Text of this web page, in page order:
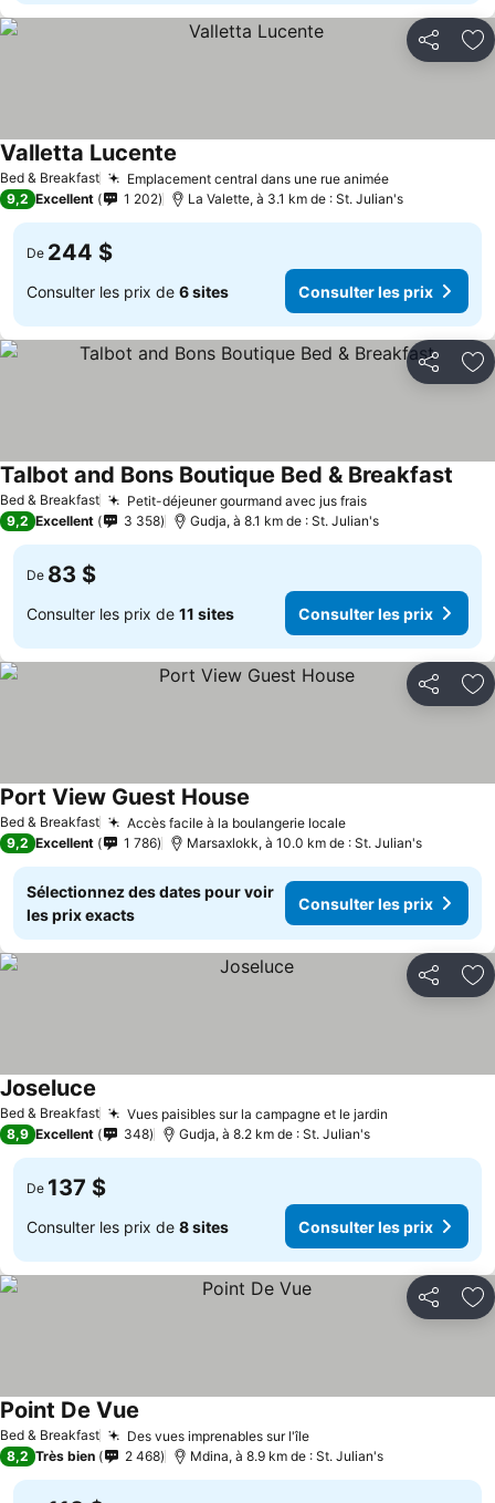
Partager
Bed & Breakfast Emplacement central dans une rue animée
Valletta Lucente
9,2 Excellent 1 202 La Valette, à 3.1 km de : St. Julian's
De 244 $
Consulter les prix de 6 sites Consulter les prix
Partager
Bed & Breakfast Petit-déjeuner gourmand avec jus frais
Talbot and Bons Boutique Bed & Breakfast
9,2 Excellent 3 358 Gudja, à 8.1 km de : St. Julian's
De 83 $
Consulter les prix de 11 sites Consulter les prix
Partager
Bed & Breakfast Accès facile à la boulangerie locale
Port View Guest House
9,2 Excellent 1 786 Marsaxlokk, à 10.0 km de : St. Julian's
Sélectionnez des dates pour voir
les prix exacts
Consulter les prix
Partager
Bed & Breakfast Vues paisibles sur la campagne et le jardin
Joseluce
8,9 Excellent 348 Gudja, à 8.2 km de : St. Julian's
De 137 $
Consulter les prix de 8 sites Consulter les prix
Partager
Bed & Breakfast Des vues imprenables sur l'île
Point De Vue
8,2 Très bien 2 468 Mdina, à 8.9 km de : St. Julian's